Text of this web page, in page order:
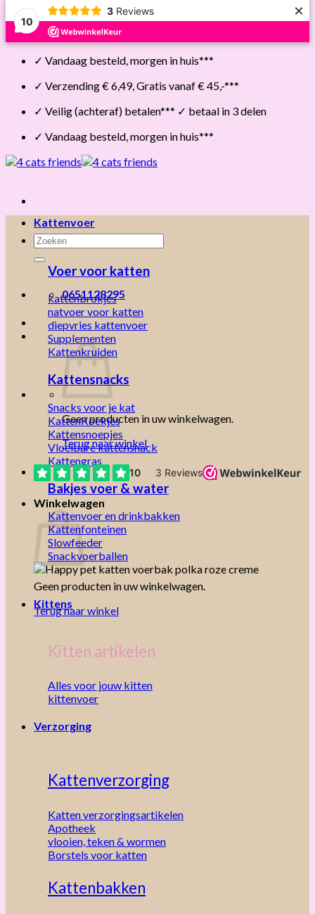
10
3 Reviews ×
Skip
✓ Vandaag besteld, morgen in huis***
✓ Verzending € 6,49, Gratis vanaf € 45,-***
✓ Veilig (achteraf) betalen*** ✓ betaal in 3 delen
✓ Vandaag besteld, morgen in huis***
Zoeken
naar:
0651128295
Geen producten in uw winkelwagen.
Terug naar winkel
Winkelwagen
Geen producten in uw winkelwagen.
Terug naar winkel
Kattenvoer
Voer voor katten
kattenbrokjes
natvoer voor katten
diepvries kattenvoer
Supplementen
Kattenkruiden
Kattensnacks
Snacks voor je kat
KattenKoekjes
Kattensnoepjes
Vloeibare kattensnack
Kattengras
Bakjes voer & water
Kattenvoer en drinkbakken
Kattenfonteinen
Slowfeeder
Snackvoerballen
Kittens
Kitten artikelen
Alles voor jouw kitten
kittenvoer
Verzorging
Kattenverzorging
Katten verzorgingsartikelen
Apotheek
vlooien, teken & wormen
Borstels voor katten
Kattenbakken